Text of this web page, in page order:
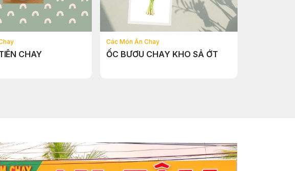
CHAY
Các Món Ăn Chay
ỐC BƯƠU CHAY KHO SẢ ỚT